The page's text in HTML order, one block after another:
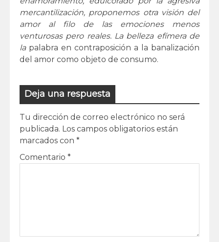
mercantilización, proponemos otra visión del
amor al filo de las emociones menos
venturosas pero reales. La belleza efímera de
la palabra en contraposición a la banalización
del amor como objeto de consumo.
Deja una respuesta
Tu dirección de correo electrónico no será
publicada. Los campos obligatorios están
marcados con *
Comentario *